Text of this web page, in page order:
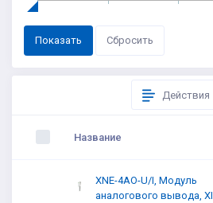
Действия
Название
XNE-4AO-U/I, Модуль
аналогового вывода, XI